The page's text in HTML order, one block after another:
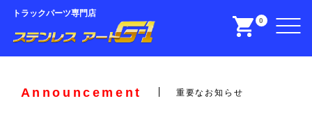
トラックパーツ専門店
0
Announcement 重要なお知らせ